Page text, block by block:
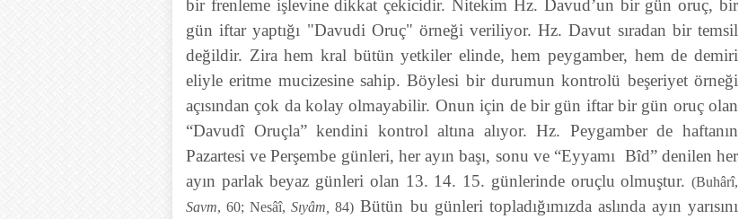
bir frenleme işlevine dikkat çekicidir. Nitekim Hz. Davud’un bir gün oruç, bir
gün iftar yaptığı "Davudi Oruç" örneği veriliyor. Hz. Davut sıradan bir temsil
değildir. Zira hem kral bütün yetkiler elinde, hem peygamber, hem de demiri
eliyle eritme mucizesine sahip. Böylesi bir durumun kontrolü beşeriyet örneği
açısından çok da kolay olmayabilir. Onun için de bir gün iftar bir gün oruç olan
“Davudî Oruçla” kendini kontrol altına alıyor. Hz. Peygamber de haftanın
Pazartesi ve Perşembe günleri, her ayın başı, sonu ve “Eyyamı Bîd” denilen her
ayın parlak beyaz günleri olan 13. 14. 15. günlerinde oruçlu olmuştur. (Buhârî,
Savm, 60; Nesâî,Sıyâm, 84) Bütün bu günleri topladığımızda aslında ayın yarısını